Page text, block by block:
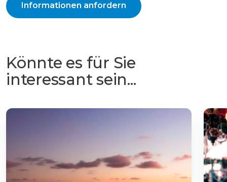
Informationen anfordern
Könnte es für Sie
interessant sein...